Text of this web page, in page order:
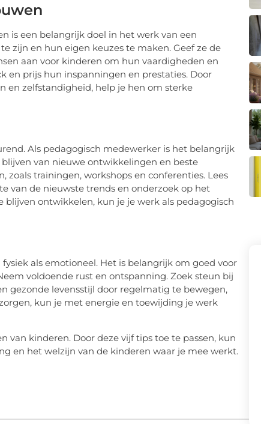
is een belangrijk doel in het werk van een
zijn en hun eigen keuzes te maken. Geef ze de
aan voor kinderen om hun vaardigheden en
en prijs hun inspanningen en prestaties. Door
en zelfstandigheid, help je hen om sterke
Als pedagogisch medewerker is het belangrijk
van nieuwe ontwikkelingen en beste
trainingen, workshops en conferenties. Lees
van de nieuwste trends en onderzoek op het
ontwikkelen, kun je je werk als pedagogisch
als emotioneel. Het is belangrijk om goed voor
voldoende rust en ontspanning. Zoek steun bij
gezonde levensstijl door regelmatig te bewegen,
kun je met energie en toewijding je werk
van kinderen. Door deze vijf tips toe te passen, kun
en het welzijn van de kinderen waar je mee werkt.